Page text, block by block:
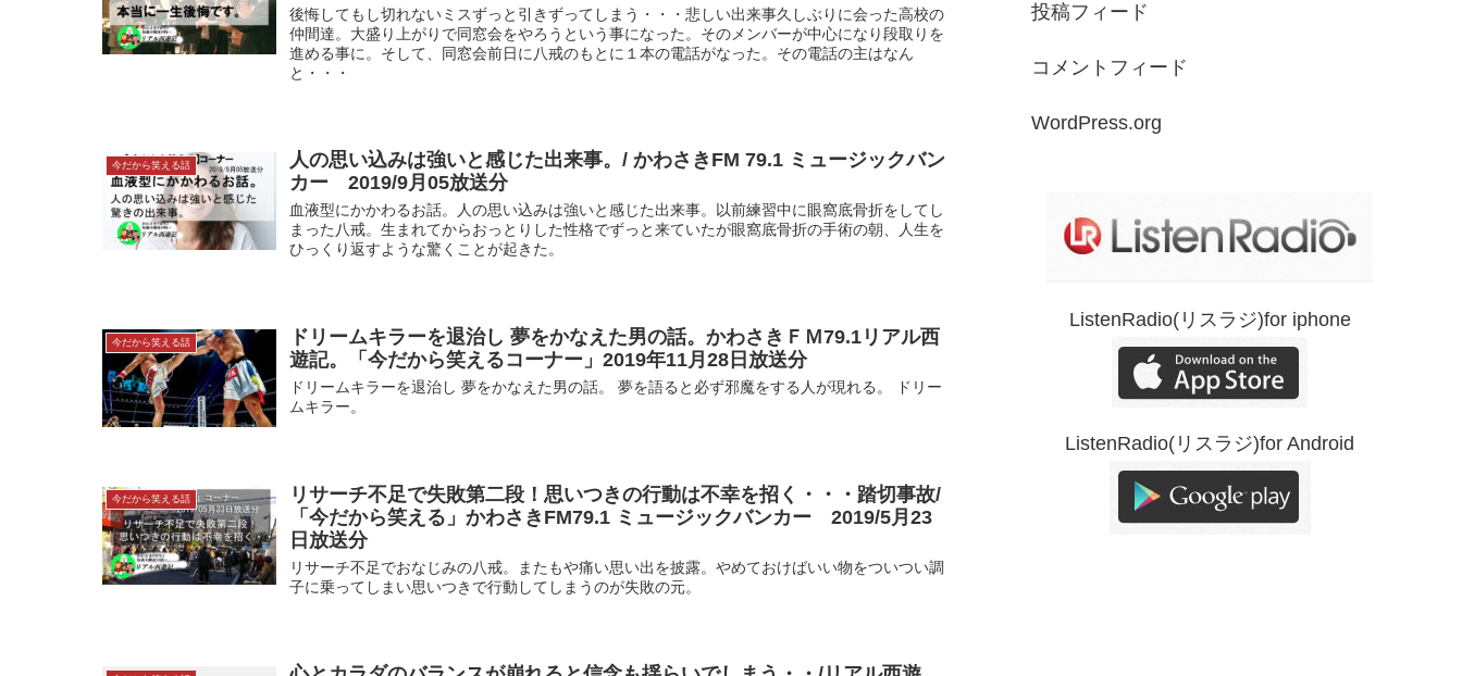
後悔してもし切れないミスずっと引きずってしまう・・・悲しい出来事久しぶりに会った高校の
仲間達。大盛り上がりで同窓会をやろうという事になった。そのメンバーが中心になり段取りを
進める事に。そして、同窓会前日に八戒のもとに１本の電話がなった。その電話の主はなん
と・・・
今だから笑える話
人の思い込みは強いと感じた出来事。/ かわさきFM 79.1 ミュージックバン
カー 2019/9月05放送分
血液型にかかわるお話。人の思い込みは強いと感じた出来事。以前練習中に眼窩底骨折をしてし
まった八戒。生まれてからおっとりした性格でずっと来ていたが眼窩底骨折の手術の朝、人生を
ひっくり返すような驚くことが起きた。
今だから笑える話
ドリームキラーを退治し 夢をかなえた男の話。かわさきＦＭ79.1リアル西
遊記。「今だから笑えるコーナー」2019年11月28日放送分
ドリームキラーを退治し 夢をかなえた男の話。 夢を語ると必ず邪魔をする人が現れる。 ドリー
ムキラー。
今だから笑える話
リサーチ不足で失敗第二段！思いつきの行動は不幸を招く・・・踏切事故/
「今だから笑える」かわさきFM79.1 ミュージックバンカー 2019/5月23
日放送分
リサーチ不足でおなじみの八戒。またもや痛い思い出を披露。やめておけばいい物をついつい調
子に乗ってしまい思いつきで行動してしまうのが失敗の元。
投稿フィード
コメントフィード
WordPress.org
ListenRadio(リスラジ)for iphone
ListenRadio(リスラジ)for Android